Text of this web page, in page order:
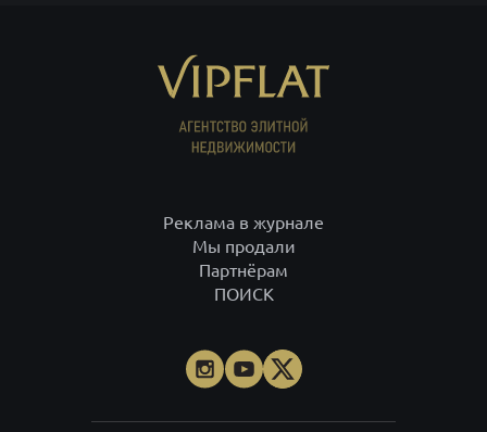
Реклама в журнале
Мы продали
Партнёрам
ПОИСК